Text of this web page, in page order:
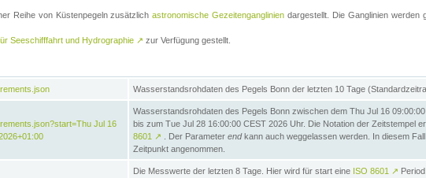
Reihe von Küstenpegeln zusätzlichastronomische Gezeitenganglinien dargestellt. Die Ganglinien werden
Seeschifffahrt und Hydrographie ↗ zur Verfügung gestellt.
Wasserstandsrohdaten des Pegels Bonn der letzten 10 Tage
Jul 16
Wasserstandsrohdaten des Pegels Bonn zwischen dem Thu Jul 16
bis zum Tue Jul 28 16:00:00 CEST 2026 Uhr. Die Notation der Zeitstempel
8601
↗ . Der Parameter endkann auch weggelassen werden. In diesem
Zeitpunkt angenommen.
Die Messwerte der letzten 8 Tage. Hier wird für start eine ISO 8601 ↗